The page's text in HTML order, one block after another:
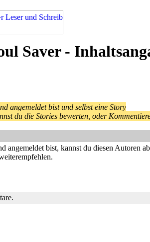
Saver -
angemeldet bist und selbst eine Story
du die Stories bewerten, oder
angemeldet bist, kannst du diesen Autoren